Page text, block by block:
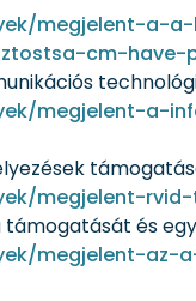
megjelent-
cm-have-
megjelent-a-
megjelent-
támogatását és
megjelent-